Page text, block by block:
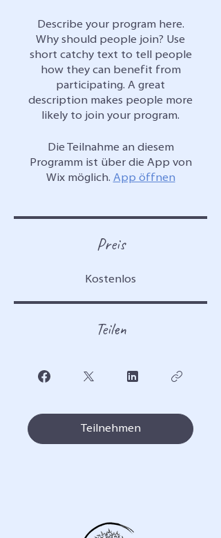
Describe your program here.
Why should people join? Use
short catchy text to tell people
how they can benefit from
participating. A great
description makes people more
likely to join your program.
Die Teilnahme an diesem
Programm ist über die App von
Wix möglich. App öffnen
Preis
Kostenlos
Teilen
Teilnehmen